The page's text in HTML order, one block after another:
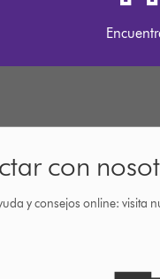
con
y consejos online: visita